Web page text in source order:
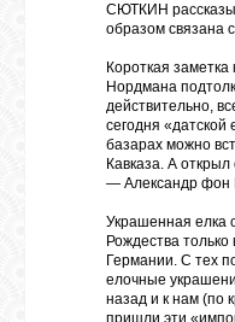
СЮТКИН
образом связана
Короткая заметка
Нордмана
действительно,
сегодня
базарах можно
Кавказа. А
— Александр фон
Украшенная елка
Рождества
Германии. С тех
елочные
назад и к нам (по
пришли эти